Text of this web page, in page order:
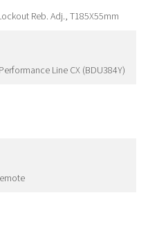
Reb. Adj., T185X55mm
Line CX (BDU384Y)